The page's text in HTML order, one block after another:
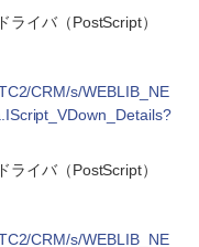
ライバ（PostScript）
CRM/s/WEBLIB_NE
ライバ（PostScript）
CRM/s/WEBLIB_NE